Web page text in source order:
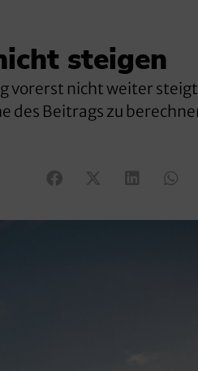
steigen
vorerst nicht weiter
des Beitrags zu